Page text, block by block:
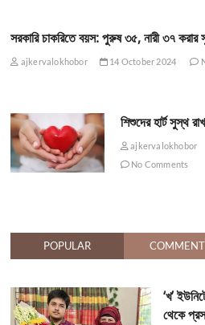
সরকারি চাকরিতে বয়স: পুরুষ ৩৫, নারী ৩৭ করার
ajkervalokhobor 14 October 2024
শিশুদের হার্ট সুস্থ
ajkervalokhobor
No Comments
POPULAR
‘খ’
থেকে